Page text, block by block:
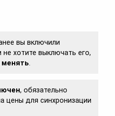
вы включили
хотите выключать его,
менять.
, обязательно
цены для синхронизации